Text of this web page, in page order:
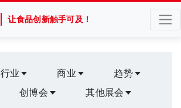
让食品创新触手可及！
行业 商业
趋势
创博会 其他展会